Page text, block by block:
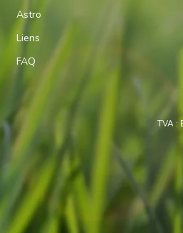
Astro
Liens
FAQ
TVA :